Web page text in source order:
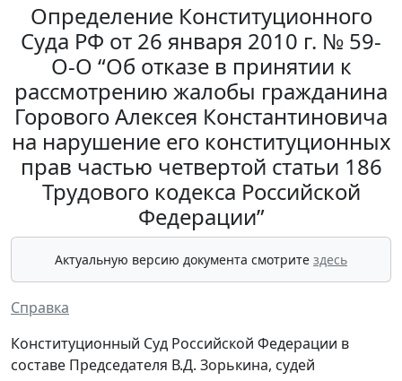
Определение Конституционного
Суда РФ от 26 января 2010 г. № 59-
О-О “Об отказе в принятии к
рассмотрению жалобы гражданина
Горового Алексея Константиновича
на нарушение его конституционных
прав частью четвертой статьи 186
Трудового кодекса Российской
Федерации”
Актуальную версию документа смотрите здесь
Справка
Конституционный Суд Российской Федерации в
составе Председателя В.Д. Зорькина, судей